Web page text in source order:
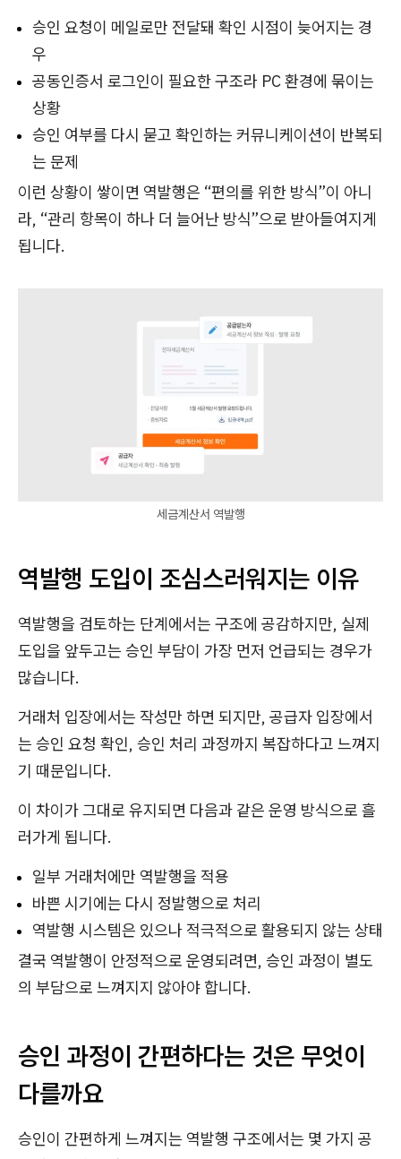
승인 요청이 메일로만 전달돼 확인 시점이 늦어지는 경
우
공동인증서 로그인이 필요한 구조라 PC 환경에 묶이는
상황
승인 여부를 다시 묻고 확인하는 커뮤니케이션이 반복되
는 문제
이런 상황이 쌓이면 역발행은 “편의를 위한 방식”이 아니
라, “관리 항목이 하나 더 늘어난 방식”으로 받아들여지게
됩니다.
세금계산서 역발행
역발행 도입이 조심스러워지는 이유
역발행을 검토하는 단계에서는 구조에 공감하지만, 실제
도입을 앞두고는 승인 부담이 가장 먼저 언급되는 경우가
많습니다.
거래처 입장에서는 작성만 하면 되지만, 공급자 입장에서
는 승인 요청 확인, 승인 처리 과정까지 복잡하다고 느껴지
기 때문입니다.
이 차이가 그대로 유지되면 다음과 같은 운영 방식으로 흘
러가게 됩니다.
일부 거래처에만 역발행을 적용
바쁜 시기에는 다시 정발행으로 처리
역발행 시스템은 있으나 적극적으로 활용되지 않는 상태
결국 역발행이 안정적으로 운영되려면, 승인 과정이 별도
의 부담으로 느껴지지 않아야 합니다.
승인 과정이 간편하다는 것은 무엇이
다를까요
승인이 간편하게 느껴지는 역발행 구조에서는 몇 가지 공